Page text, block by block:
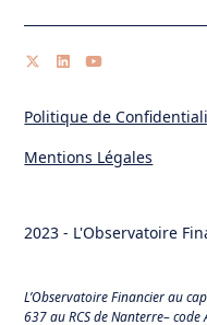
2023 - L'Observatoire
Politique de
Mentions Légales
L’Observatoire Financier au
637 au RCS de Nanterre– code